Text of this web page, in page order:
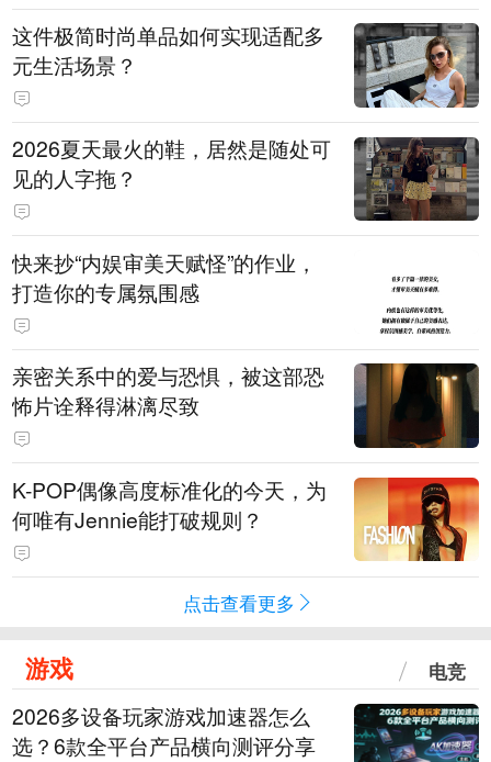
这件极简时尚单品如何实现适配多
元生活场景？
2026夏天最火的鞋，居然是随处可
见的人字拖？
快来抄“内娱审美天赋怪”的作业，
打造你的专属氛围感
亲密关系中的爱与恐惧，被这部恐
怖片诠释得淋漓尽致
K-POP偶像高度标准化的今天，为
何唯有Jennie能打破规则？
点击查看更多
游戏 电竞
2026多设备玩家游戏加速器怎么
选？6款全平台产品横向测评分享